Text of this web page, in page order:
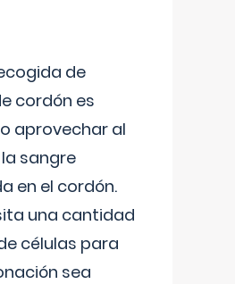
de
cordón es
aprovechar al
sangre
en el cordón.
una cantidad
células para
sea